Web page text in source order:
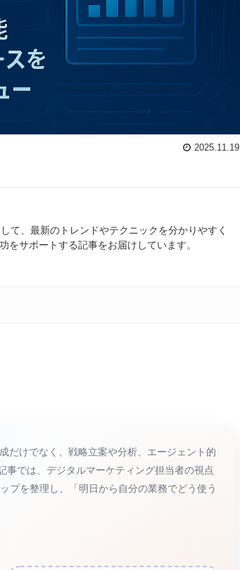
2025.11.19
て、最新のトレンドやテクニックを分かりやすく
サポートする記事をお届けしています。
だけでなく、戦略立案や分析、エージェント的
では、デジタルマーケティング担当者の視点
プを整理し、「明日から自分の業務でどう使う